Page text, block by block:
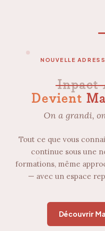
NOUVELLE
Inpact
Devient
On a grandi,
Tout ce que vous
continue sous une
formations, même
— avec un espace
Découvrir